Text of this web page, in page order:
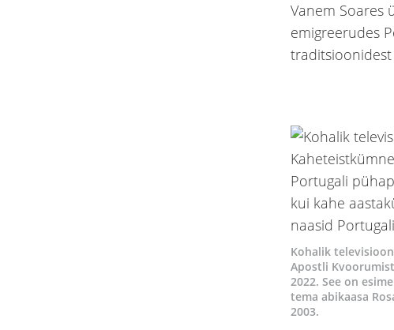
Vanem Soares
emigreerudes
Kohalik
Apostli
2022. See on
tema abikaasa
2003.